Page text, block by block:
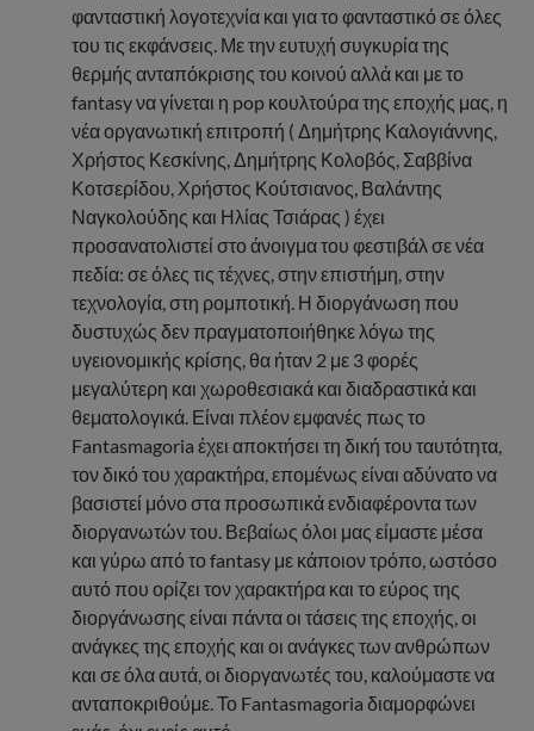
φανταστική λογοτεχνία και για το φανταστικό σε όλες
του τις εκφάνσεις. Με την ευτυχή συγκυρία της
θερμής ανταπόκρισης του κοινού αλλά και με το
fantasy να γίνεται η pop κουλτούρα της εποχής μας, η
νέα οργανωτική επιτροπή ( Δημήτρης Καλογιάννης,
Χρήστος Κεσκίνης, Δημήτρης Κολοβός, Σαββίνα
Κοτσερίδου, Χρήστος Κούτσιανος, Βαλάντης
Ναγκολούδης και Ηλίας Τσιάρας ) έχει
προσανατολιστεί στο άνοιγμα του φεστιβάλ σε νέα
πεδία: σε όλες τις τέχνες, στην επιστήμη, στην
τεχνολογία, στη ρομποτική. Η διοργάνωση που
δυστυχώς δεν πραγματοποιήθηκε λόγω της
υγειονομικής κρίσης, θα ήταν 2 με 3 φορές
μεγαλύτερη και χωροθεσιακά και διαδραστικά και
θεματολογικά. Είναι πλέον εμφανές πως το
Fantasmagoria έχει αποκτήσει τη δική του ταυτότητα,
τον δικό του χαρακτήρα, επομένως είναι αδύνατο να
βασιστεί μόνο στα προσωπικά ενδιαφέροντα των
διοργανωτών του. Βεβαίως όλοι μας είμαστε μέσα
και γύρω από το fantasy με κάποιον τρόπο, ωστόσο
αυτό που ορίζει τον χαρακτήρα και το εύρος της
διοργάνωσης είναι πάντα οι τάσεις της εποχής, οι
ανάγκες της εποχής και οι ανάγκες των ανθρώπων
και σε όλα αυτά, οι διοργανωτές του, καλούμαστε να
ανταποκριθούμε. Το Fantasmagoria διαμορφώνει